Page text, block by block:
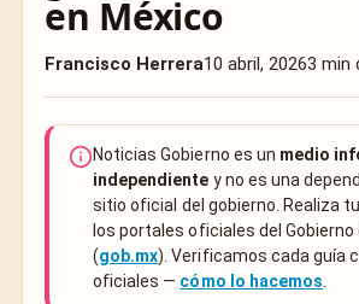
en México
Francisco Herrera10 abril, 20263 min
Noticias Gobierno es un medio
independiente y no es una
sitio oficial del gobierno. Realiza
los portales oficiales del Gobierno
(gob.mx). Verificamos cada guía
oficiales — cómo lo hacemos